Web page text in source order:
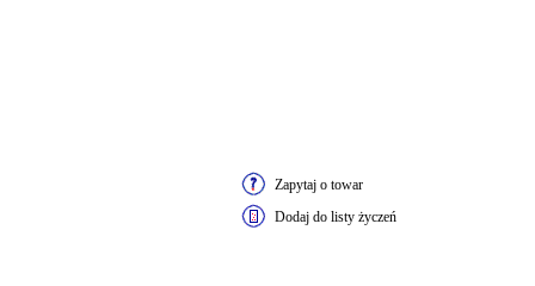
Zapytaj o towar
Dodaj do listy życzeń